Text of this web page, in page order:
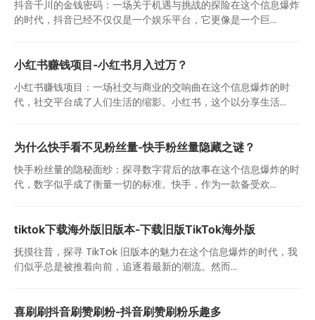
抖音千川的金钱密码：一场关于机遇与挑战的探险在这个信息爆炸
的时代，抖音已经不仅仅是一个娱乐平台，它更像是一个巨...
小红书赚钱项目-小红书月入过万？
小红书赚钱项目：一场社交与商业的交响曲在这个信息爆炸的时
代，社交平台成了人们生活的缩影。小红书，这个以分享生活...
为什么快手看不见粉丝量-快手粉丝量隐藏之谜？
快手粉丝量的隐秘面纱：探寻数字背后的故事在这个信息爆炸的时
代，数字似乎成了衡量一切的标准。快手，作为一款备受欢...
tiktok下载海外版旧版本-下载旧版TikTok海外版
抚摸往昔，探寻 TikTok 旧版本的魅力在这个信息爆炸的时代，我
们似乎总是被推着向前，追逐着最新的潮流。然而...
喜刷刷抖音刷赞刷粉-抖音刷赞刷粉乐趣多